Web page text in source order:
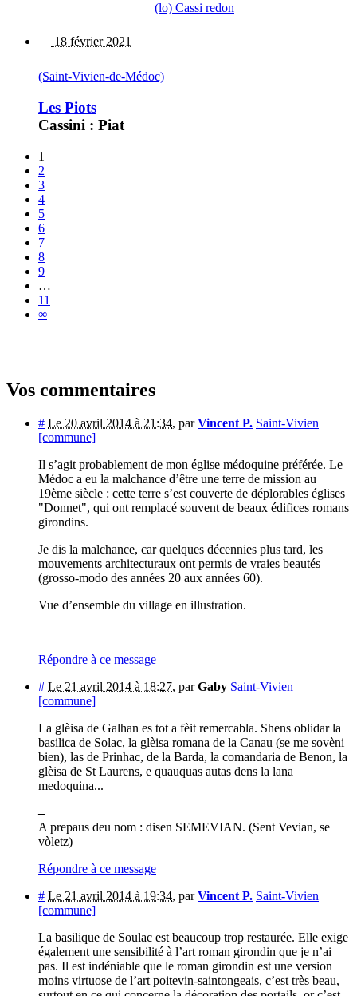
(lo) Cassi redon
18 février 2021
(Saint-Vivien-de-Médoc)
Les Piots
Cassini : Piat
1
2
3
4
5
6
7
8
9
…
11
∞
Vos commentaires
# Le 20 avril 2014 à 21:34, parVincent P. Saint-Vivien
[commune]
Il s’agit probablement de mon église médoquine préférée. Le
Médoc a eu la malchance d’être une terre de mission au
19ème siècle : cette terre s’est couverte de déplorables églises
"Donnet", qui ont remplacé souvent de beaux édifices romans
girondins.
Je dis la malchance, car quelques décennies plus tard, les
mouvements architecturaux ont permis de vraies beautés
(grosso-modo des années 20 aux années 60).
Vue d’ensemble du village en illustration.
Répondre à ce message
# Le 21 avril 2014 à 18:27, parGaby Saint-Vivien
[commune]
La glèisa de Galhan es tot a fèit remercabla. Shens oblidar la
basilica de Solac, la glèisa romana de la Canau (se me sovèni
bien), las de Prinhac, de la Barda, la comandaria de Benon, la
glèisa de St Laurens, e quauquas autas dens la lana
medoquina...
–
A prepaus deu nom : disen SEMEVIAN. (Sent Vevian, se
vòletz)
Répondre à ce message
# Le 21 avril 2014 à 19:34, parVincent P. Saint-Vivien
[commune]
La basilique de Soulac est beaucoup trop restaurée. Elle exige
également une sensibilité à l’art roman girondin que je n’ai
pas. Il est indéniable que le roman girondin est une version
moins virtuose de l’art poitevin-saintongeais, c’est très beau,